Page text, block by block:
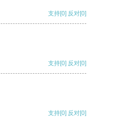
支持[0] 反对[0]
支持[0] 反对[0]
支持[0] 反对[0]